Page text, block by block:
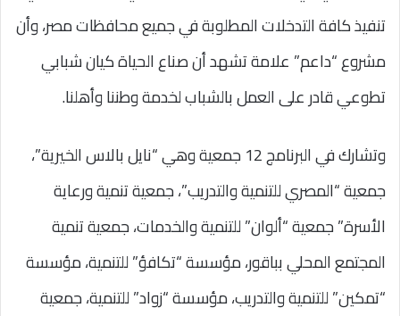
تنفيذ كافة التدخلات المطلوبة في جميع محافظات مصر، وأن
مشروع “داعم” علامة تشهد أن صناع الحياة كيان شبابي
تطوعي قادر على العمل بالشباب لخدمة وطننا وأهلنا.
وتشارك في البرنامج 12 جمعية وهي “نايل بالاس الخيرية”،
جمعية “المصري للتنمية والتدريب”، جمعية تنمية ورعاية
الأسرة” جمعية “ألوان” للتنمية والخدمات، جمعية تنمية
المجتمع المحلي بباقور، مؤسسة “تكافؤ” للتنمية، مؤسسة
“تمكين” للتنمية والتدريب، مؤسسة “زواد” للتنمية، جمعية